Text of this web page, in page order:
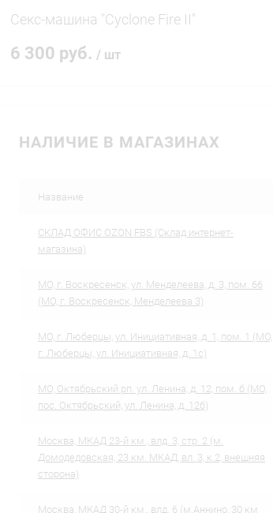
Секс-машина "Cyclone Fire II"
6 300 руб. / шт
НАЛИЧИЕ В МАГАЗИНАХ
Название
CКЛАД ОФИС OZON FBS (Склад интернет-
магазина)
МО, г. Воскресенск, ул. Менделеева, д. 3, пом. 66
(МО, г. Воскресенск, Менделеева 3)
МО, г. Люберцы, ул. Инициативная, д. 1, пом. 1 (МО,
г. Люберцы, ул. Инициативная, д. 1с)
МО, Октябрьский рп. ул. Ленина, д. 12, пом. б (МО,
пос. Октябрьский, ул. Ленина, д. 12б)
Москва, МКАД 23-й км., влд. 3, стр. 2 (м.
Домодедовская, 23 км. МКАД, вл. 3, к.2, внешняя
сторона)
Москва, МКАД 30-й км., влд. 6 (м.Аннино, 30 км